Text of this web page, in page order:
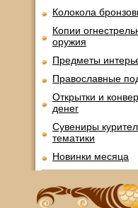
Колокола
Копии
оружия
Предметы
Православные
Открытки и
денег
Сувениры
тематики
Новинки месяца